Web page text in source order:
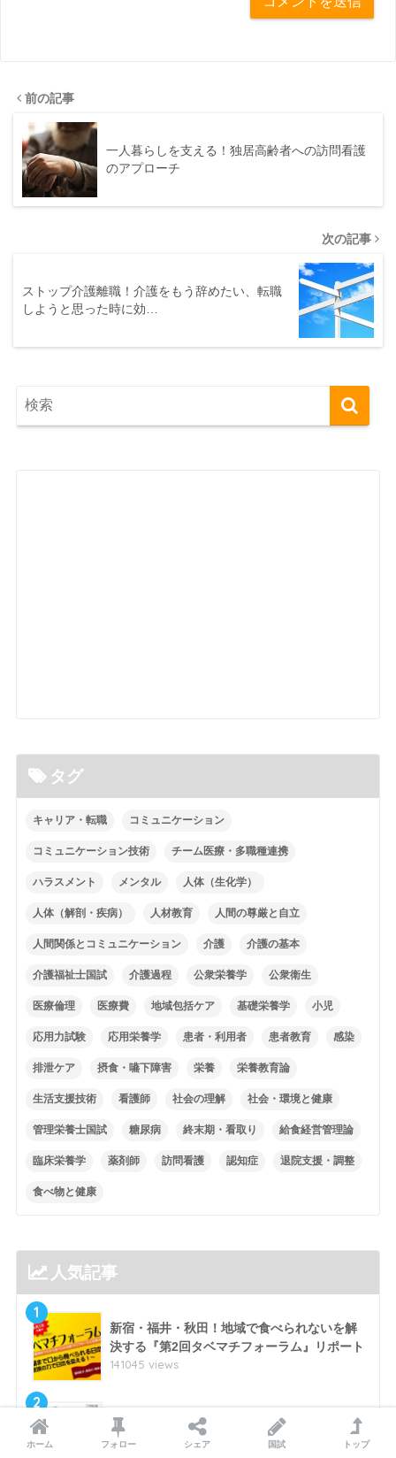
前の記事
一人暮らしを支える！独居高齢者への訪問看護
のアプローチ
次の記事
ストップ介護離職！介護をもう辞めたい、転職
しようと思った時に効…
タグ
キャリア・転職 コミュニケーション
コミュニケーション技術 チーム医療・多職種連携
ハラスメント メンタル 人体（生化学）
人体（解剖・疾病） 人材教育 人間の尊厳と自立
人間関係とコミュニケーション 介護 介護の基本
介護福祉士国試 介護過程 公衆栄養学 公衆衛生
医療倫理 医療費 地域包括ケア 基礎栄養学 小児
応用力試験 応用栄養学 患者・利用者 患者教育 感染
排泄ケア 摂食・嚥下障害 栄養 栄養教育論
生活支援技術 看護師 社会の理解 社会・環境と健康
管理栄養士国試 糖尿病 終末期・看取り 給食経営管理論
臨床栄養学 薬剤師 訪問看護 認知症 退院支援・調整
食べ物と健康
人気記事
1
新宿・福井・秋田！地域で食べられないを解
決する『第2回タベマチフォーラム』リポート
141045 views
2
ケアプランとの違いは？介護の基本となる
『介護過程』とは
ホーム フォロー シェア 国試 トップ